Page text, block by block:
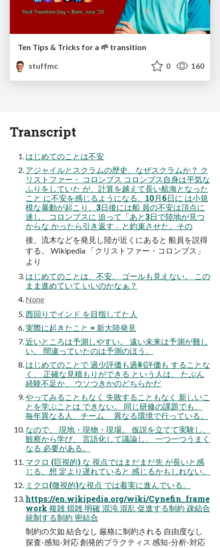
Ten Tips & Tricks for a 🌱 transition
stuffmc
0 160
Transcript
はじめてのことは不安
アジャイルとスクラムの歴史、なぜスクラムか？ ク
リストファー・ コロンブス コロンブス自身は平気な
ふりをしていた が、計算を越えて長い航海となった
こと に不安を感じるようになる。10月6日に は小規
模な暴動が起こり、3日後には船 員の不安は頂点に
達し、コロンブスに 迫って「あと3日で陸地が見つ
からな かったら引き返す」と約束させた。その
後、流木などを発見し陸が近くにあると 船員を説得
する。 Wikipedia 「クリストファー・コロンブス」
より
はじめてのことは、不安。 ゴールも見えない。 この
まま進めていて いいのかなぁ？
None
西回りでインド を目指してた人
実際に起きたこと = 新大陸発見
近いところは予測しやすい。 遠い未来は予測が難し
い。 間違っていたのは予測のほう。
はじめてのことで 過少評価も過剰評価も することな
く、 正確な見積もりができる という人は、 たぶん
経験不足か、 ウソつきかのどちらかだ
やってみることもなく 失敗することもなく 新しいこ
とを学ぶことは できない。 同じ研修の課題でも、
毎年異なる人、チーム、 異なる環境で行っている。
なので、 現地・現物・現場。 仮説を立てて実験し、
観察から学び、 言語化して議論し、 一つ一つうまく
なる 必要がある。
マクロ (巨視的) な 視点ではまだまだ先 が長いと感
じる。想 定より遅れていると 感じるかもしれない。
ミクロ(微視的)な視点 では着実に進んでいる。
https://en.wikipedia.org/wiki/Cynefin_frame
work 複雑 煩雑 明確 混沌 混乱 促進する制約 疎結合
統制する制約 密結合
制約の欠如 結合なし 厳格に制約される 自由度なし
探査-感知-対応 創発的プラクティス 感知-分析-対応